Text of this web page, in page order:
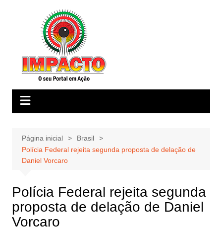
Página inicial
Brasil
Polícia Federal rejeita segunda proposta de delação de
Daniel Vorcaro
Polícia Federal rejeita segunda
proposta de delação de Daniel
Vorcaro